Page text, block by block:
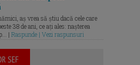
aș vrea să știu dacă cele care
38 de ani, ce ați ales: nașterea
| Raspunde | Vezi raspunsuri
SEF